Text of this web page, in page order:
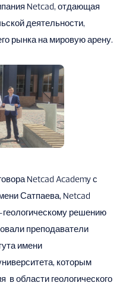
Netcad, отдающая
деятельности,
рынка на мировую арену.
Netcad Academy с
Сатпаева, Netcad
геологическому решению
преподаватели
имени
которым
области геологического